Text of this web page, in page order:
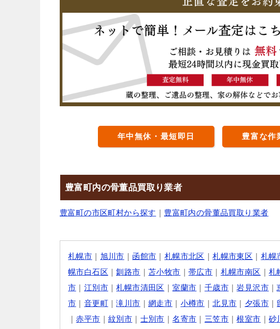
年中無休・最短即日 豊富な作
豊富町内の骨董品買取り業者
豊富町の市区町村から探す 豊富町内の骨董品買取り業者
札幌市 旭川市 函館市 札幌市北区 ｜札幌市東区 札幌
幌市白石区 ｜釧路市 ｜苫小牧市 ｜帯広市 札幌市南区 ｜札
市
江別市 ｜札幌市清田区 ｜室蘭市 千歳市 ｜岩見沢市 ｜
市
音更町 ｜滝川市 ｜網走市 小樽市 ｜北見市 夕張市
｜赤平市 ｜紋別市 士別市 ｜名寄市 三笠市 ｜根室市 ｜砂